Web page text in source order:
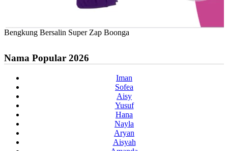
Bengkung Bersalin Super Zap Boonga
Nama Popular 2026
Iman
Sofea
Aisy
Yusuf
Hana
Nayla
Aryan
Aisyah